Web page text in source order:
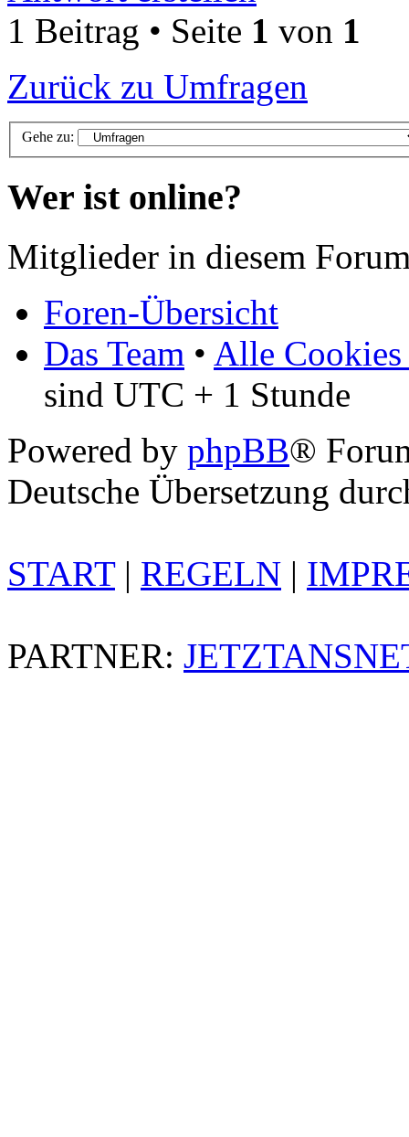
1 Beitrag • Seite 1 von 1
Zurück zu Umfragen
Gehe zu:
Wer ist online?
Mitglieder in diesem
Foren-Übersicht
Das Team • Alle Cookies
sind UTC + 1 Stunde
Powered by phpBB®
Deutsche Übersetzung
START| REGELN |
PARTNER: